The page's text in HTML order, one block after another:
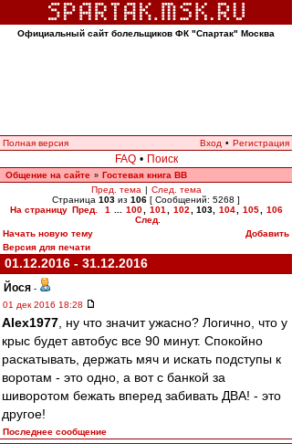
Официальный сайт болельщиков ФК "Спартак" Москва
Полная версия Вход • Регистрация
FAQ • Поиск
Общение на сайте » Гостевая книга ВВ
Пред. тема | След. тема
Страница 103 из 106 [ Сообщений: 5268 ]
На страницу Пред. 1 100 101 102 103, 104 105
106
След.
Начать новую тему
Добавить
Версия для печати
01.12.2016 - 31.12.2016
Йося -
01 дек 2016 18:28
Alex1977 , ну что значит ужасно? Логично, что у
крыс будет автобус все 90 минут. Спокойно
раскатывать, держать мяч и искать подступы к
воротам - это одно, а вот с банкой за
шиворотом бежать вперед забивать ДВА! - это
другое!
Последнее сообщение